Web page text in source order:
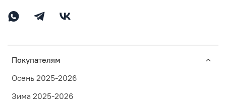
Покупателям
Осень 2025-2026
Зима 2025-2026